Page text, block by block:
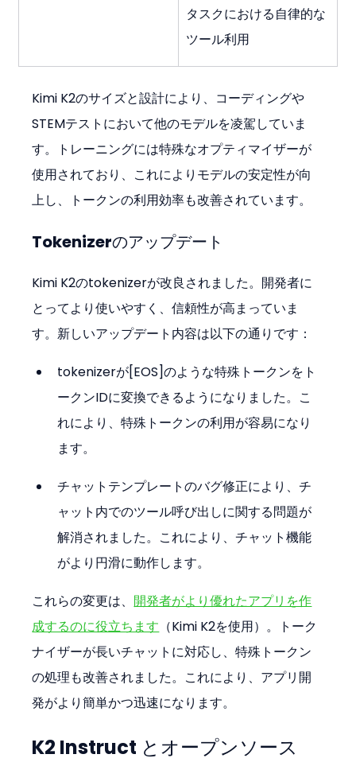
タスクにおける自律的な
ツール利用
Kimi K2のサイズと設計により、コーディングや
STEMテストにおいて他のモデルを凌駕していま
す。トレーニングには特殊なオプティマイザーが
使用されており、これによりモデルの安定性が向
上し、トークンの利用効率も改善されています。
Tokenizerのアップデート
Kimi K2のtokenizerが改良されました。開発者に
とってより使いやすく、信頼性が高まっていま
す。新しいアップデート内容は以下の通りです：
tokenizerが[EOS]のような特殊トークンをト
ークンIDに変換できるようになりました。こ
れにより、特殊トークンの利用が容易になり
ます。
チャットテンプレートのバグ修正により、チ
ャット内でのツール呼び出しに関する問題が
解消されました。これにより、チャット機能
がより円滑に動作します。
これらの変更は、 開発者がより優れたアプリを作
成するのに役立ちます （Kimi K2を使用）。トーク
ナイザーが長いチャットに対応し、特殊トークン
の処理も改善されました。これにより、アプリ開
発がより簡単かつ迅速になります。
K2 Instruct とオープンソース